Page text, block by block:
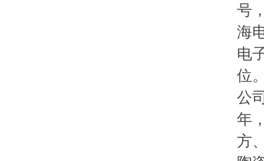
号
海
电
位
公
年
方